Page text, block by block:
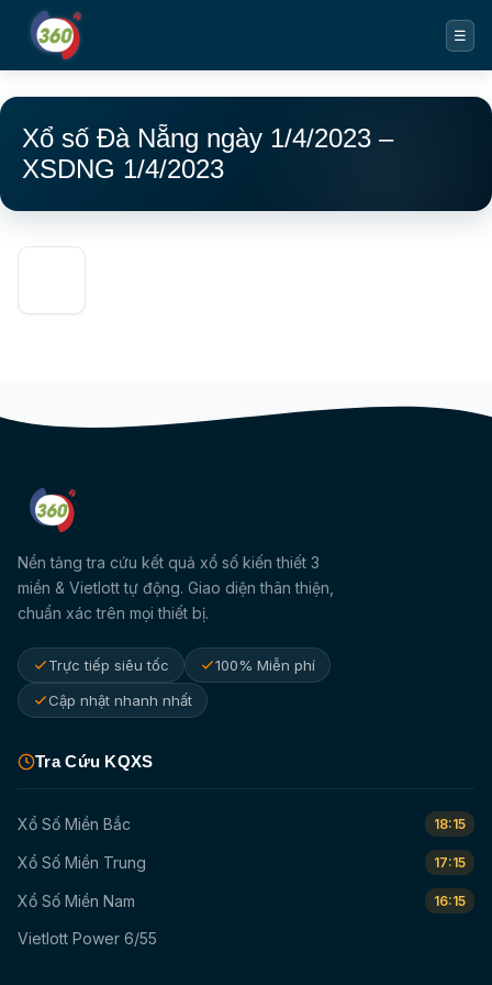
☰
Xổ số Đà Nẵng ngày 1/4/2023 –
XSDNG 1/4/2023
Nền tảng tra cứu kết quả xổ số kiến thiết 3
miền & Vietlott tự động. Giao diện thân thiện,
chuẩn xác trên mọi thiết bị.
Trực tiếp siêu tốc
100% Miễn phí
Cập nhật nhanh nhất
Tra Cứu KQXS
Xổ Số Miền Bắc 18:15
Xổ Số Miền Trung 17:15
Xổ Số Miền Nam 16:15
Vietlott Power 6/55